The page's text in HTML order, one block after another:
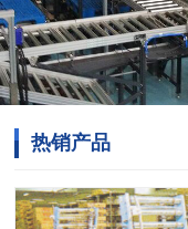
热销产品